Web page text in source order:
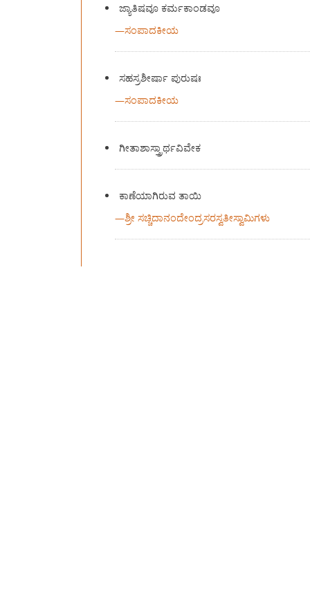
ಜ್ಯಾತಿಷವೂ ಕರ್ಮಕಾಂಡವೂ
—ಸಂಪಾದಕೀಯ
ಸಹಸ್ರಶೀರ್ಷಾ ಪುರುಷಃ
—ಸಂಪಾದಕೀಯ
ಗೀತಾಶಾಸ್ತ್ರಾರ್ಥವಿವೇಕ
ಕಾಣೆಯಾಗಿರುವ ತಾಯಿ
—ಶ್ರೀ ಸಚ್ಚಿದಾನಂದೇಂದ್ರಸರಸ್ವತೀಸ್ವಾಮಿಗಳು